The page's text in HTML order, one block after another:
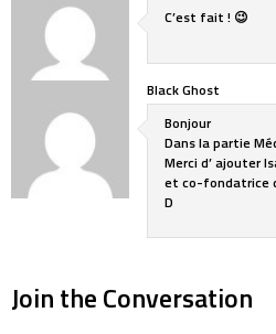
C’est fait ! 😉
Black Ghost
Bonjour
Dans la partie
Merci d’ ajouter
et co-fondatrice
D
Join the Conversation